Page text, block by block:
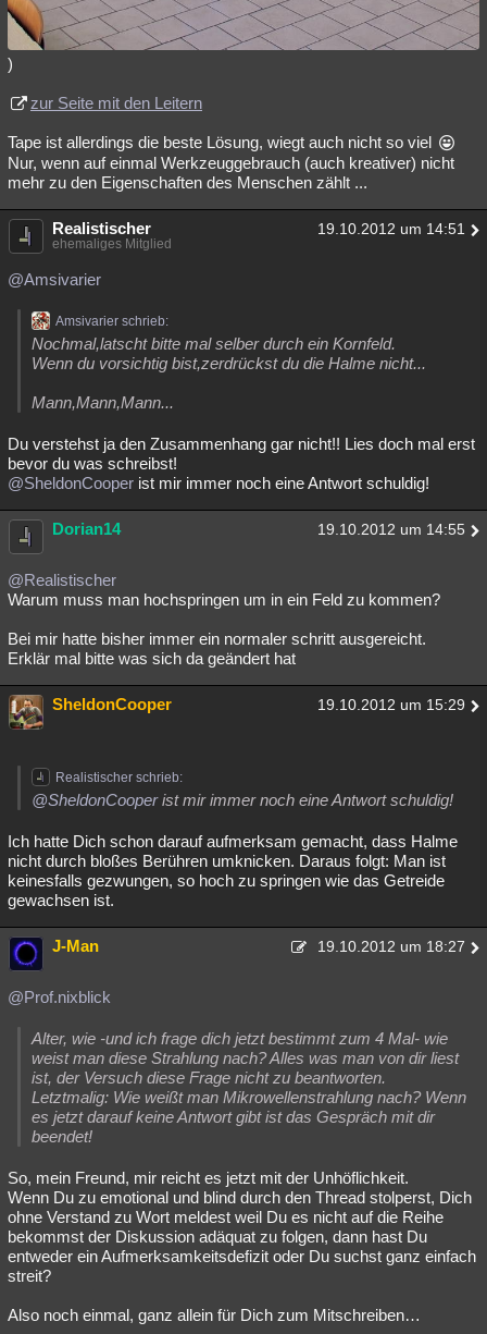
)
zur Seite mit den Leitern
Tape ist allerdings die beste Lösung, wiegt auch nicht so viel
Nur, wenn auf einmal Werkzeuggebrauch (auch kreativer) nicht
mehr zu den Eigenschaften des Menschen zählt ...
Realistischer 19.10.2012 um 14:51
ehemaliges Mitglied
@Amsivarier
Amsivarier schrieb:
Nochmal,latscht bitte mal selber durch ein Kornfeld.
Wenn du vorsichtig bist,zerdrückst du die Halme nicht...
Mann,Mann,Mann...
Du verstehst ja den Zusammenhang gar nicht!! Lies doch mal erst
bevor du was schreibst!
@SheldonCooper ist mir immer noch eine Antwort schuldig!
Dorian14 19.10.2012 um 14:55
@Realistischer
Warum muss man hochspringen um in ein Feld zu kommen?
Bei mir hatte bisher immer ein normaler schritt ausgereicht.
Erklär mal bitte was sich da geändert hat
SheldonCooper 19.10.2012 um 15:29
Realistischer schrieb:
@SheldonCooperist mir immer noch eine Antwort schuldig!
Ich hatte Dich schon darauf aufmerksam gemacht, dass Halme
nicht durch bloßes Berühren umknicken. Daraus folgt: Man ist
keinesfalls gezwungen, so hoch zu springen wie das Getreide
gewachsen ist.
J-Man 19.10.2012 um 18:27
@Prof.nixblick
Alter, wie -und ich frage dich jetzt bestimmt zum 4 Mal- wie
weist man diese Strahlung nach? Alles was man von dir liest
ist, der Versuch diese Frage nicht zu beantworten.
Letztmalig: Wie weißt man Mikrowellenstrahlung nach? Wenn
es jetzt darauf keine Antwort gibt ist das Gespräch mit dir
beendet!
So, mein Freund, mir reicht es jetzt mit der Unhöflichkeit.
Wenn Du zu emotional und blind durch den Thread stolperst, Dich
ohne Verstand zu Wort meldest weil Du es nicht auf die Reihe
bekommst der Diskussion adäquat zu folgen, dann hast Du
entweder ein Aufmerksamkeitsdefizit oder Du suchst ganz einfach
streit?
Also noch einmal, ganz allein für Dich zum Mitschreiben…